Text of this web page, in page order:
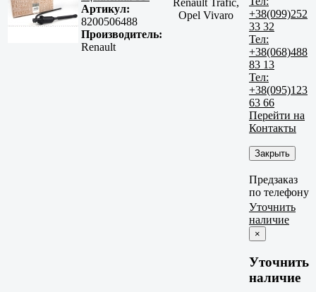
Артикул:
8200506488
Производитель:
Renault
Renault Trafic,
Opel Vivaro
+38(099)252
33 32
Тел:
+38(068)488
83 13
Тел:
+38(095)123
63 66
Перейти на
Контакты
Закрыть
Предзаказ
по телефону
Уточнить
наличие
×
Уточнить
наличие